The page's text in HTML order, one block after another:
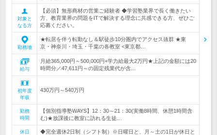
対象と
なる方
【必須】無形商材の営業ご経験者 ◆学習塾業界で長く働きたい
方、教育業界の問題をITで解決する理念に共感できる方、ぜひご
応募ください。
勤務地
★転居を伴う転勤なし＆駅徒歩10分圏内でアクセス抜群 ★東
京・神奈川・埼玉・千葉の各教室 <東京都…
給与
月給365,000円～500,000円+学力給最大2万円★上記の金額には20
時間分／47,611円～の固定残業代が含…
初年度
年収
430万円～540万円
勤務
時間
【個別指導塾WAYS】12：30～21：30(実働8時間、休憩1時間含
む)★放課後に教室に訪れる生徒…
休日
◆完全週休2日制（シフト制）※日曜日と、月～土の1日が休日と